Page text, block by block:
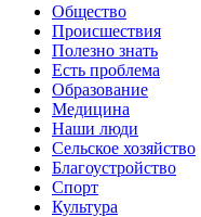
Общество
Происшествия
Полезно знать
Есть проблема
Образование
Медицина
Наши люди
Сельское хозяйство
Благоустройство
Спорт
Культура